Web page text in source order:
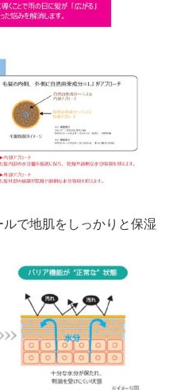
で地肌をしっかりと保湿